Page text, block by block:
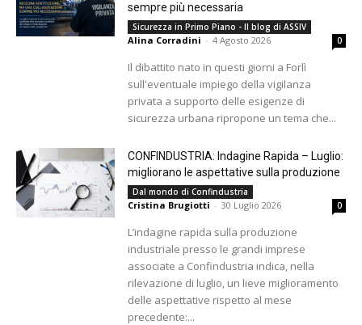
sempre più necessaria
Sicurezza in Primo Piano - Il blog di ASSIV
Alina Corradini - 4 Agosto 2026 0
Il dibattito nato in questi giorni a Forlì
sull'eventuale impiego della vigilanza
privata a supporto delle esigenze di
sicurezza urbana ripropone un tema che...
CONFINDUSTRIA: Indagine Rapida – Luglio:
migliorano le aspettative sulla produzione
Dal mondo di Confindustria
Cristina Brugiotti - 30 Luglio 2026 0
L’indagine rapida sulla produzione
industriale presso le grandi imprese
associate a Confindustria indica, nella
rilevazione di luglio, un lieve miglioramento
delle aspettative rispetto al mese
precedente:...